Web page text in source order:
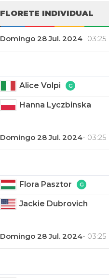
FLORETE INDIVIDUAL
Domingo 28 Jul. 2024- 03:25
Alice Volpi
Hanna Lyczbinska
Domingo 28 Jul. 2024- 03:25
Flora Pasztor
Jackie Dubrovich
Domingo 28 Jul. 2024- 03:25